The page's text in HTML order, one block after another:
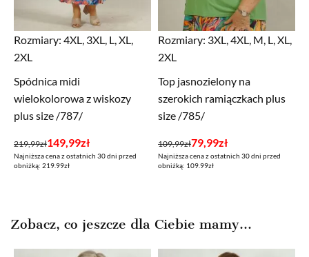
Rozmiary: 4XL, 3XL, L, XL,
2XL
Spódnica midi
wielokolorowa z wiskozy
plus size /787/
219,99zł
Pierwotna
cena
149,99zł
Aktualna
cena
Najniższa cena z ostatnich 30 dni przed
obniżką: 219.99zł
Rozmiary: 3XL, 4XL, M, L, XL,
2XL
Top jasnozielony na
szerokich ramiączkach plus
size /785/
109,99zł
Pierwotna
cena
79,99zł
Aktualna
cena
Najniższa cena z ostatnich 30 dni przed
obniżką: 109.99zł
Zobacz, co jeszcze dla Ciebie mamy...